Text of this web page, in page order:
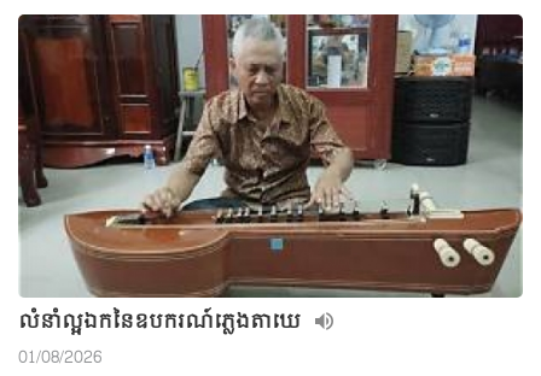
លំនាំល្អឯកនៃឧបករណ៍ភ្លេងតាឃេ
01/08/2026